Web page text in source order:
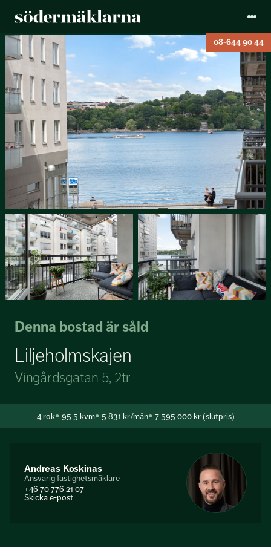
08-644 90 44
Denna bostad är såld
Vingårdsgatan 5, 2tr
Liljeholmskajen
4rok 95.5 kvm 5 831 kr/mån 7 595 000 kr (slutpris)
Andreas Koskinas
Ansvarig fastighetsmäklare
+46 70 776 21 07
Skicka e-post